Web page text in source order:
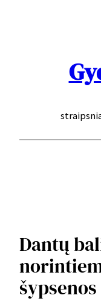
Dantų
šypsenos